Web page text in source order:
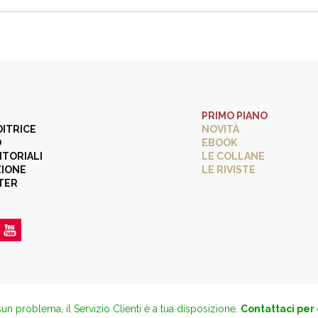
PRIMO PIANO
NOVITÀ
EBOOK
LE COLLANE
LE RIVISTE
problema, il Servizio Clienti è a tua disposizione. Contattaci